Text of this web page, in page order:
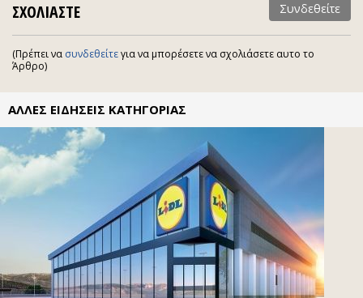
ΣΧΟΛΙΑΣΤΕ Συνδεθείτε
(Πρέπει να συνδεθείτεγια να μπορέσετε να σχολιάσετε αυτο το
Άρθρο)
ΑΛΛΕΣ ΕΙΔΗΣΕΙΣ ΚΑΤΗΓΟΡΙΑΣ